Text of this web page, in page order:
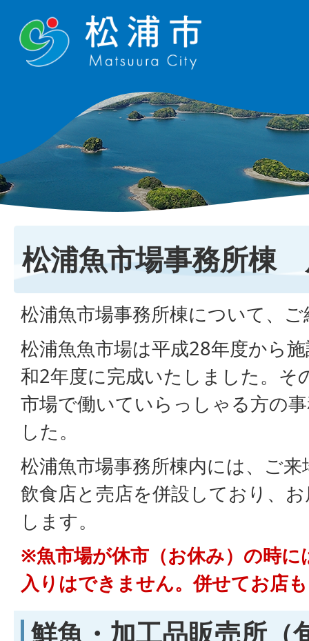
松浦魚市場事務所棟
松浦魚市場事務所棟について、
松浦魚魚市場は平成28年度から
和2年度に完成いたしました。そ
市場で働いていらっしゃる方の
した。
松浦魚市場事務所棟内には、ご
飲食店と売店を併設しており、
します。
※魚市場が休市（お休み）の時に
入りはできません。併せてお店
鮮魚・加工品販売所（